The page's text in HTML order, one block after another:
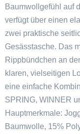
Baumwollgefühl auf
verfügt über einen
zwei praktische
Gesässtasche. Das
Rippbündchen an
klaren, vielseitigen
eine einfache
SPRING, WINNER
Hauptmerkmale:
Baumwolle, 15%